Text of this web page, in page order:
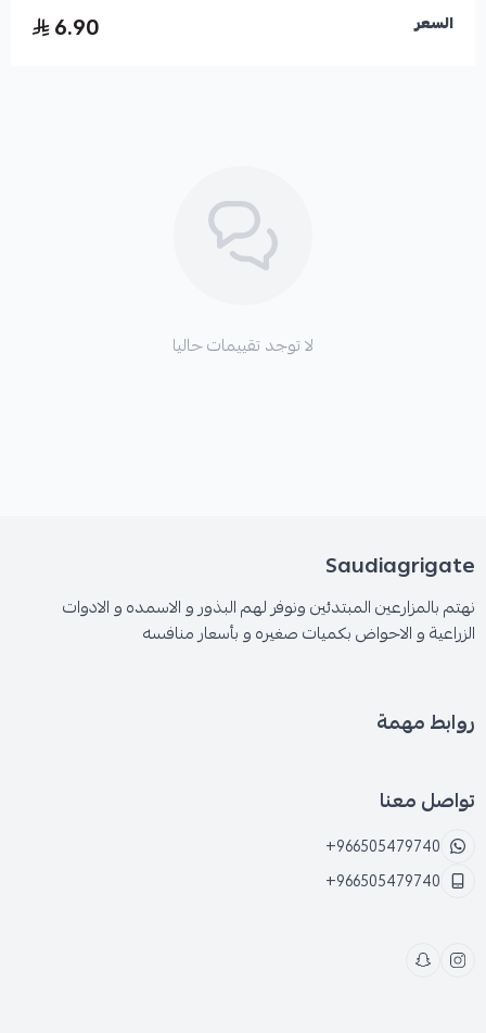
السعر 6.90
لا توجد تقييمات حاليا
Saudiagrigate
نهتم بالمزارعين المبتدئين ونوفر لهم البذور و الاسمده و الادوات
الزراعية و الاحواض بكميات صغيره و بأسعار منافسه
روابط مهمة
تواصل معنا
+966505479740
+966505479740